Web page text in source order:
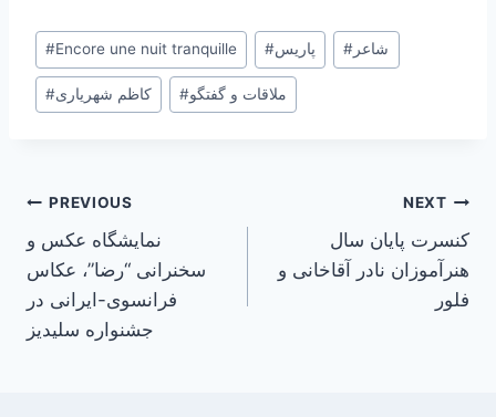
Post
Tags:
#Encore une nuit tranquille #پاریس # شاعر
#کاظم شهریاری #ملاقات و گفتگو
Post
navigation
PREVIOUS
نمایشگاه عکس و
سخنرانی “رضا”، عکاس
فرانسوی-ایرانی در
جشنواره سلیدیز
NEXT
کنسرت پایان سال
هنرآموزان نادر آقاخانی و
فلور